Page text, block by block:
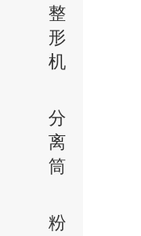
整
形
机
分
离
筒
粉